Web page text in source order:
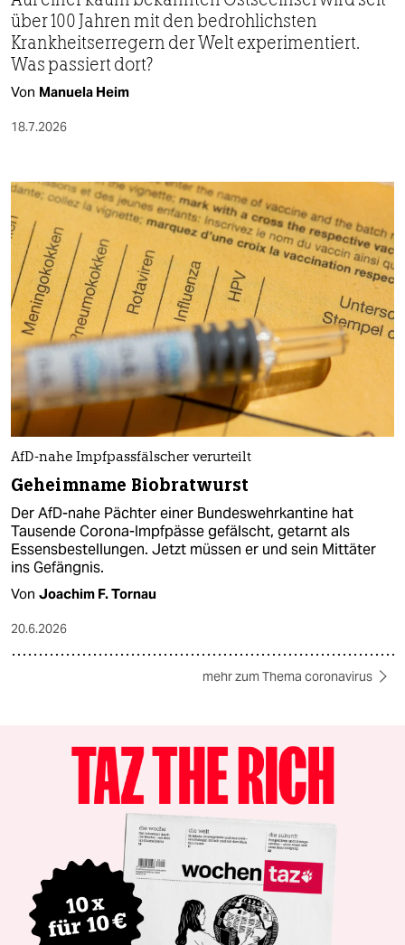
über 100 Jahren mit den bedrohlichsten
Krankheitserregern der Welt experimentiert.
Was passiert dort?
Von Manuela Heim
18.7.2026
AfD-nahe Impfpassfälscher verurteilt
Geheimname Biobratwurst
Der AfD-nahe Pächter einer Bundeswehrkantine hat
Tausende Corona-Impfpässe gefälscht, getarnt als
Essensbestellungen. Jetzt müssen er und sein Mittäter
ins Gefängnis.
Von Joachim F. Tornau
20.6.2026
mehr zum Thema coronavirus